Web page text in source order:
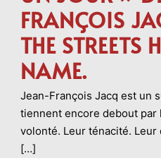
FRANÇOIS
THE STREETS
NAME.
Jean-François Jacq est un
tiennent encore debout
volonté. Leur ténacité.
[…]